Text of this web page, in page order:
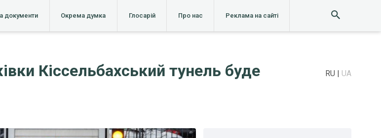
документи Окрема думка Глосарій Про нас Реклама на сайті
Кіссельбахський тунель буде
RU UA